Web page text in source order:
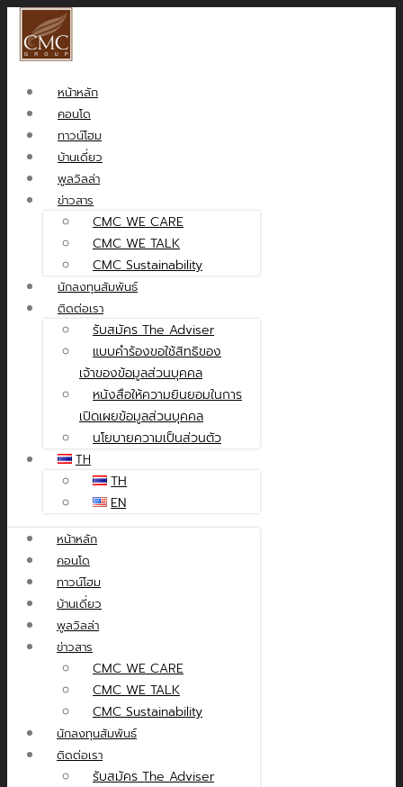
หน้าหลัก
คอนโด
ทาวน์โฮม
บ้านเดี่ยว
พูลวิลล่า
ข่าวสาร
CMC WE CARE
CMC WE TALK
CMC Sustainability
นักลงทุนสัมพันธ์
ติดต่อเรา
รับสมัคร The Adviser
แบบคำร้องขอใช้สิทธิของ
เจ้าของข้อมูลส่วนบุคคล
หนังสือให้ความยินยอมในการ
เปิดเผยข้อมูลส่วนบุคคล
นโยบายความเป็นส่วนตัว
TH
TH
EN
หน้าหลัก
คอนโด
ทาวน์โฮม
บ้านเดี่ยว
พูลวิลล่า
ข่าวสาร
CMC WE CARE
CMC WE TALK
CMC Sustainability
นักลงทุนสัมพันธ์
ติดต่อเรา
รับสมัคร The Adviser